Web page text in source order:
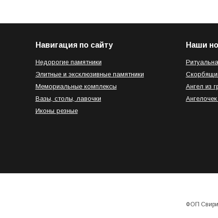
Навигация по сайту
Недорогие памятники
Элитные и эксклюзивные памятники
Мемориальные комплексы
Вазы, столы, лавочки
Иконы резные
Наши
Ангел из